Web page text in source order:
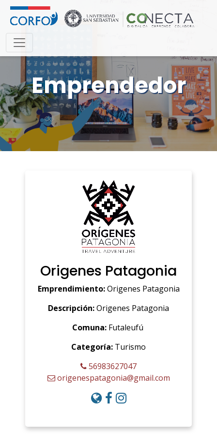
Emprendedor
Origenes Patagonia
Emprendimiento:Origenes Patagonia
Descripción:Origenes Patagonia
Comuna:Futaleufú
Categoría: Turismo
56983627047
origenespatagonia@gmail.com